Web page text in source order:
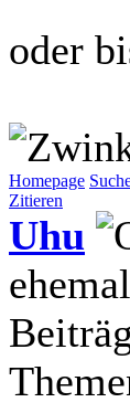
oder
Homepage
Zitieren
Uhu